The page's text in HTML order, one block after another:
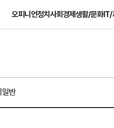
오피니언정치사회경제생활/문화IT/
반